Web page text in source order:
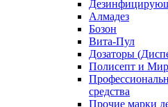
Алмадез
Бозон
Вита-Пул
Дозаторы
Полисепт и
средства
Прочие марки